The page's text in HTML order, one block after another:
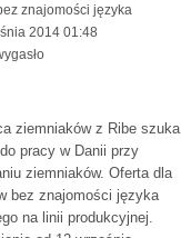
znajomości języka
2014 01:48
ziemniaków z Ribe szuka
pracy w Danii przy
ziemniaków. Oferta dla
bez znajomości języka
na linii produkcyjnej.